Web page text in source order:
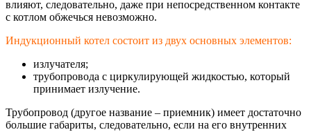
влияют, следовательно, даже при непосредственном контакте
с котлом обжечься невозможно.
Индукционный котел состоит из двух основных элементов:
излучателя;
трубопровода с циркулирующей жидкостью, который
принимает излучение.
Трубопровод (другое название – приемник) имеет достаточно
большие габариты, следовательно, если на его внутренних